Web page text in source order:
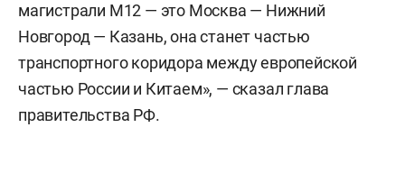
магистрали М12 — это Москва — Нижний
Новгород — Казань, она станет частью
транспортного коридора между европейской
частью России и Китаем», — сказал глава
правительства РФ.